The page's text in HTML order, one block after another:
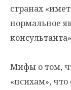
странах
нормальное
Мифы о том,
«психам»,